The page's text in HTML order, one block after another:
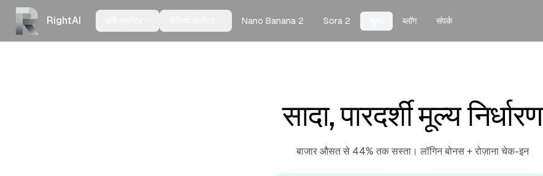
RightAI Nano Banana 2 Sora 2 ब्लॉग संपर्क
सादा, पारदर्शी मूल्य निर्धारण
बाजार औसत से 44% तक सस्ता। लॉगिन बोनस + रोज़ाना चेक-इन